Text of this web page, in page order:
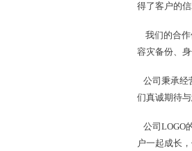
得了客户的信
我们的合作
容灾备份、
公司秉承经
们真诚期待
公司LOGO
户一起成长